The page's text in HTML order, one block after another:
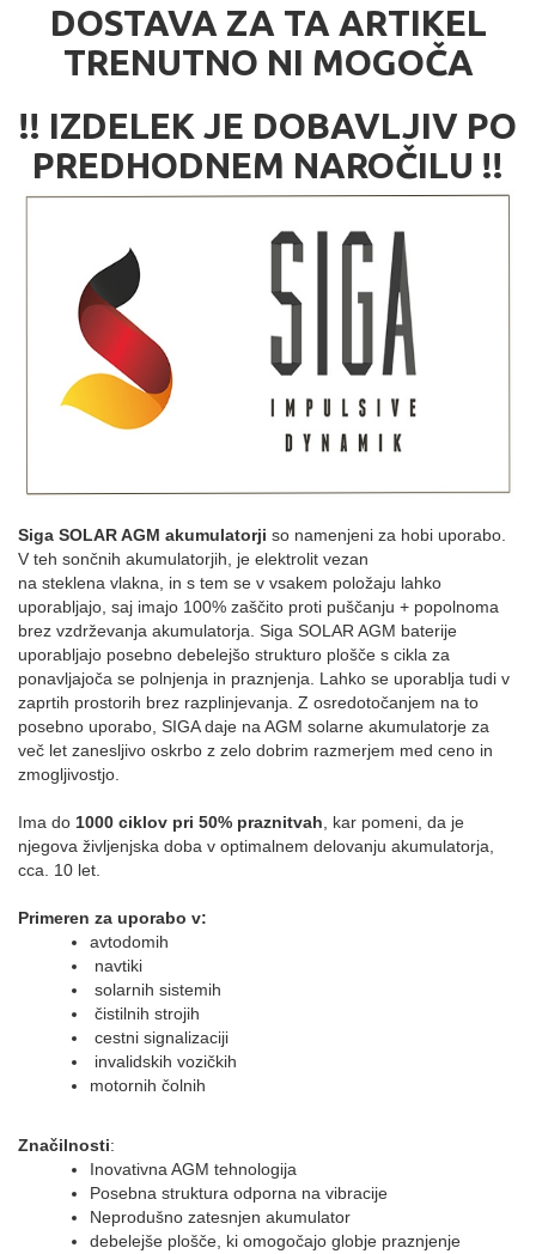
DOSTAVA ZA TA ARTIKEL
TRENUTNO NI MOGOČA
!! IZDELEK JE DOBAVLJIV PO
PREDHODNEM NAROČILU !!
Siga SOLAR AGM akumulatorji so namenjeni za hobi uporabo.
V teh sončnih akumulatorjih, je elektrolit vezan
na steklena vlakna, in s tem se v vsakem položaju lahko
uporabljajo, saj imajo 100% zaščito proti puščanju + popolnoma
brez vzdrževanja akumulatorja. Siga SOLAR AGM baterije
uporabljajo posebno debelejšo strukturo plošče s cikla za
ponavljajoča se polnjenja in praznjenja. Lahko se uporablja tudi v
zaprtih prostorih brez razplinjevanja. Z osredotočanjem na to
posebno uporabo, SIGA daje na AGM solarne akumulatorje za
več let zanesljivo oskrbo z zelo dobrim razmerjem med ceno in
zmogljivostjo.
Ima do 1000 ciklov pri 50% praznitvah , kar pomeni, da je
njegova življenjska doba v optimalnem delovanju akumulatorja,
cca. 10 let.
Primeren za uporabo v:
avtodomih
navtiki
solarnih sistemih
čistilnih strojih
cestni signalizaciji
invalidskih vozičkih
motornih čolnih
Značilnosti:
Inovativna AGM tehnologija
Posebna struktura odporna na vibracije
Neprodušno zatesnjen akumulator
debelejše plošče, ki omogočajo globje praznjenje